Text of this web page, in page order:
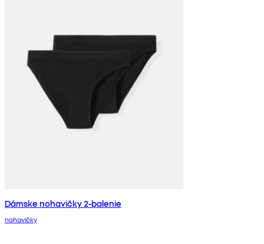
Dámske nohavičky 2-balenie
nohavičky